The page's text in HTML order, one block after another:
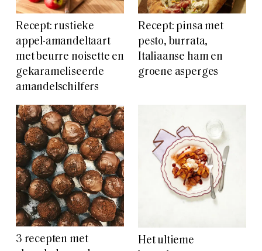
Recept: rustieke
appel-amandeltaart
met beurre noisette en
gekarameliseerde
amandelschilfers
Recept: pinsa met
pesto, burrata,
Italiaanse ham en
groene asperges
3 recepten met
Het ultieme